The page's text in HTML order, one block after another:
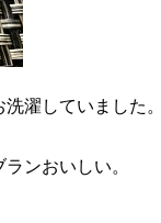
濯していました。
ンおいしい。